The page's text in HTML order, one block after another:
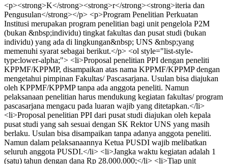
<p><strong>K</strong><strong>r</strong><strong>iteria dan
Pengusulan</strong></p> <p>Program Penelitian Perkuatan
Institusi merupakan program penelitian bagi unit pengelola P2M
(bukan &nbsp;individu) tingkat fakultas dan pusat studi (bukan
individu) yang ada di lingkungan&nbsp; UNS &nbsp;yang
memenuhi syarat sebagai berikut.</p> <ol style="list-style-
type:lower-alpha;"> <li>Proposal penelitian PPI dengan peneliti
KPPMF/KPPMP, disampaikan atas nama KPPMF/KPPMP dengan
mengetahui pimpinan Fakultas/ Pascasarjana. Usulan bisa diajukan
oleh KPPMF/KPPMP tanpa ada anggota peneliti. Namun
pelaksanaan penelitian harus mendukung kegiatan fakultas/ program
pascasarjana mengacu pada luaran wajib yang ditetapkan.</li>
<li>Proposal penelitian PPI dari pusat studi diajukan oleh kepala
pusat studi yang sah sesuai dengan SK Rektor UNS yang masih
berlaku. Usulan bisa disampaikan tanpa adanya anggota peneliti.
Namun dalam pelaksanaannya Ketua PUSDI wajib melibatkan
seluruh anggota PUSDI.</li> <li>Jangka waktu kegiatan adalah 1
(satu) tahun dengan dana Rp 28.000.000;</li> <li>Tiap unit